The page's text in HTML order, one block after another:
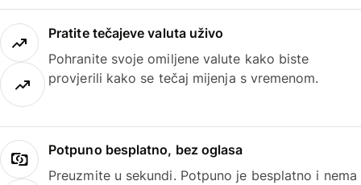
Pratite tečajeve valuta uživo
Pohranite svoje omiljene valute kako biste
provjerili kako se tečaj mijenja s vremenom.
Potpuno besplatno, bez oglasa
Preuzmite u sekundi. Potpuno je besplatno i nema